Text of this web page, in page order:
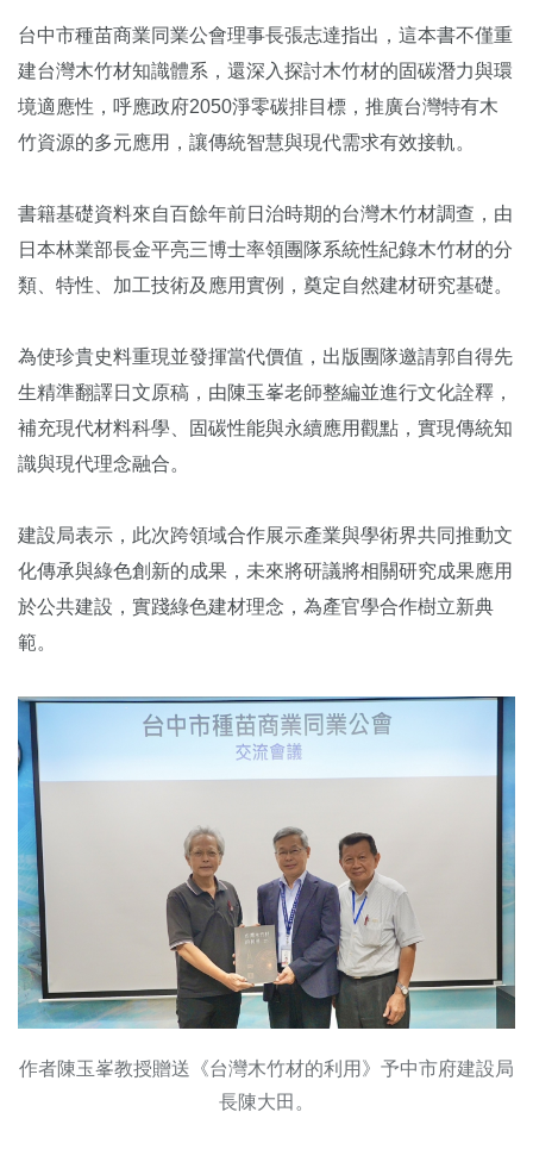
台中市種苗商業同業公會理事長張志達指出，這本書不僅重
建台灣木竹材知識體系，還深入探討木竹材的固碳潛力與環
境適應性，呼應政府2050淨零碳排目標，推廣台灣特有木
竹資源的多元應用，讓傳統智慧與現代需求有效接軌。
書籍基礎資料來自百餘年前日治時期的台灣木竹材調查，由
日本林業部長金平亮三博士率領團隊系統性紀錄木竹材的分
類、特性、加工技術及應用實例，奠定自然建材研究基礎。
為使珍貴史料重現並發揮當代價值，出版團隊邀請郭自得先
生精準翻譯日文原稿，由陳玉峯老師整編並進行文化詮釋，
補充現代材料科學、固碳性能與永續應用觀點，實現傳統知
識與現代理念融合。
建設局表示，此次跨領域合作展示產業與學術界共同推動文
化傳承與綠色創新的成果，未來將研議將相關研究成果應用
於公共建設，實踐綠色建材理念，為產官學合作樹立新典
範。
作者陳玉峯教授贈送《台灣木竹材的利用》予中市府建設局
長陳大田。